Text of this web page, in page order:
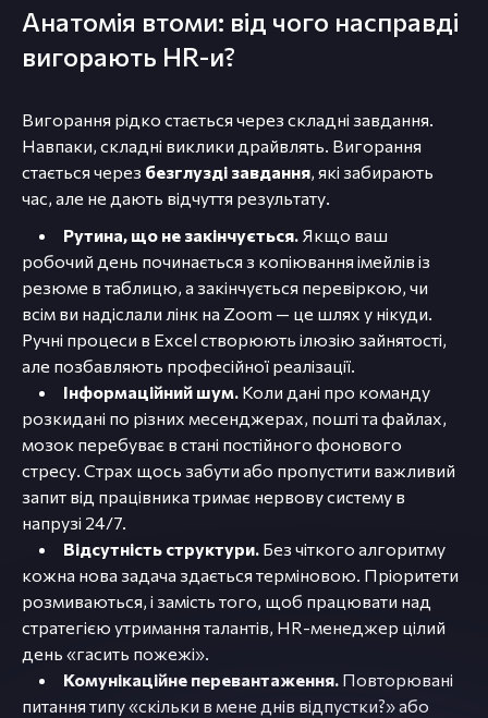
Анатомія втоми: від чого насправді
вигорають HR-и?
Вигорання рідко стається через складні завдання.
Навпаки, складні виклики драйвлять. Вигорання
стається через безглузді завдання, які забирають
час, але не дають відчуття результату.
Рутина, що не закінчується. Якщо ваш
робочий день починається з копіювання імейлів із
резюме в таблицю, а закінчується перевіркою, чи
всім ви надіслали лінк на Zoom — це шлях у нікуди.
Ручні процеси в Excel створюють ілюзію зайнятості,
але позбавляють професійної реалізації.
Інформаційний шум. Коли дані про команду
розкидані по різних месенджерах, пошті та файлах,
мозок перебуває в стані постійного фонового
стресу. Страх щось забути або пропустити важливий
запит від працівника тримає нервову систему в
напрузі 24/7.
Відсутність структури. Без чіткого алгоритму
кожна нова задача здається терміновою. Пріоритети
розмиваються, і замість того, щоб працювати над
стратегією утримання талантів, HR-менеджер цілий
день «гасить пожежі».
Комунікаційне перевантаження. Повторювані
питання типу «скільки в мене днів відпустки?» або